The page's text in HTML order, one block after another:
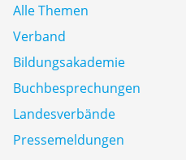
Alle Themen
Verband
Bildungsakademie
Buchbesprechungen
Landesverbände
Pressemeldungen